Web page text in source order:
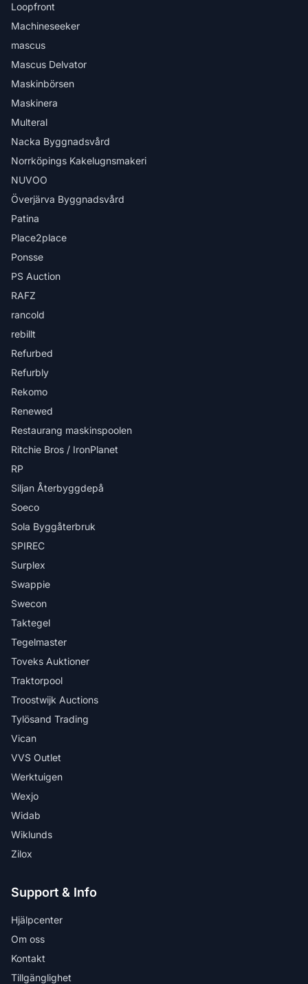
Loopfront
Machineseeker
mascus
Mascus Delvator
Maskinbörsen
Maskinera
Multeral
Nacka Byggnadsvård
Norrköpings Kakelugnsmakeri
NUVOO
Överjärva Byggnadsvård
Patina
Place2place
Ponsse
PS Auction
RAFZ
rancold
rebillt
Refurbed
Refurbly
Rekomo
Renewed
Restaurang maskinspoolen
Ritchie Bros / IronPlanet
RP
Siljan Återbyggdepå
Soeco
Sola Byggåterbruk
SPIREC
Surplex
Swappie
Swecon
Taktegel
Tegelmaster
Toveks Auktioner
Traktorpool
Troostwijk Auctions
Tylösand Trading
Vican
VVS Outlet
Werktuigen
Wexjo
Widab
Wiklunds
Zilox
Support & Info
Hjälpcenter
Om oss
Kontakt
Tillgänglighet